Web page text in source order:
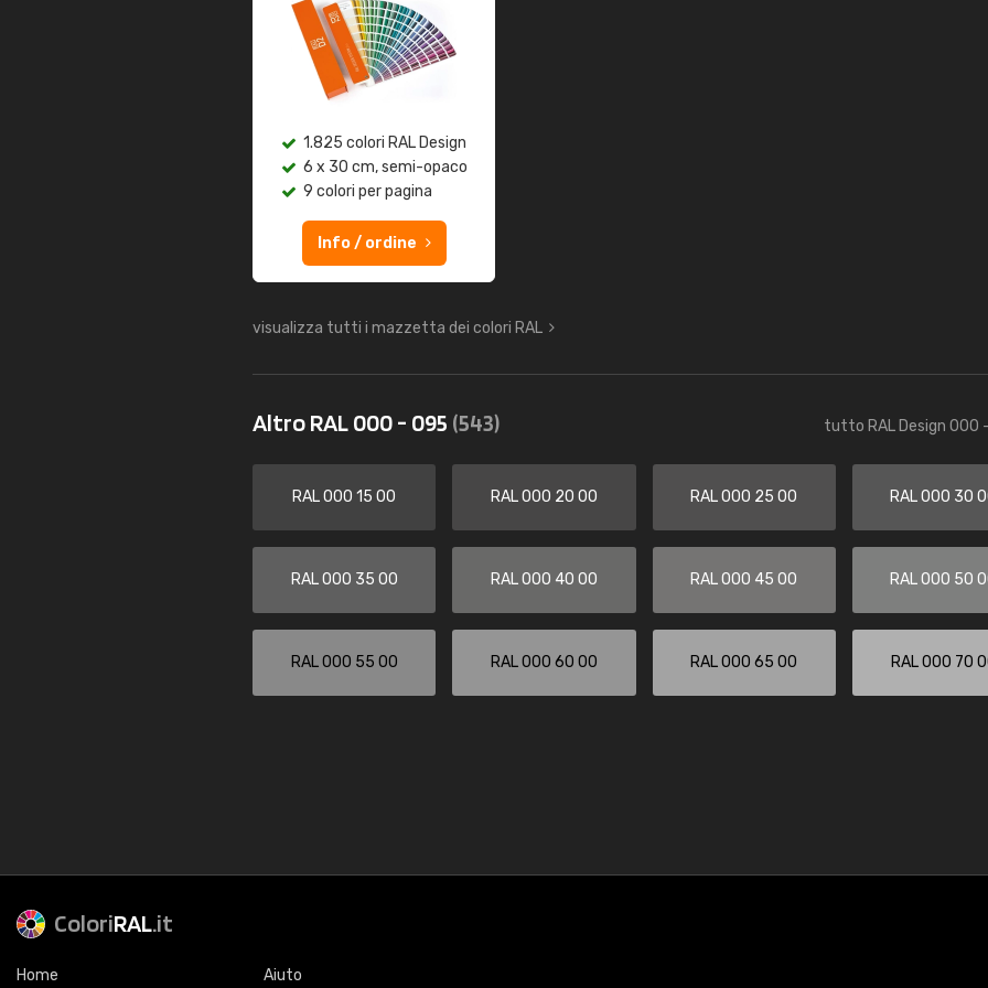
1.825 colori RAL Design
6 x 30 cm, semi-opaco
9 colori per pagina
Info / ordine
visualizza tutti i mazzetta dei colori RAL
Altro RAL 000 - 095 (543) tutto RAL Design 000
RAL 000 15 00 RAL 000 20 00 RAL 000 25 00 RAL 000 30
RAL 000 35 00 RAL 000 40 00 RAL 000 45 00 RAL 000 50
RAL 000 55 00 RAL 000 60 00 RAL 000 65 00 RAL 000 70
ColoriRAL.it
Home Aiuto